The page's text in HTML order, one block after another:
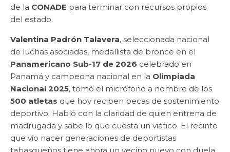
de la CONADE para terminar con recursos propios
del estado.
Valentina Padrón Talavera, seleccionada nacional
de luchas asociadas, medallista de bronce en el
Panamericano Sub-17 de 2026 celebrado en
Panamá y campeona nacional en la Olimpiada
Nacional 2025, tomó el micrófono a nombre de los
500 atletas que hoy reciben becas de sostenimiento
deportivo. Habló con la claridad de quien entrena de
madrugada y sabe lo que cuesta un viático. El recinto
que vio nacer generaciones de deportistas